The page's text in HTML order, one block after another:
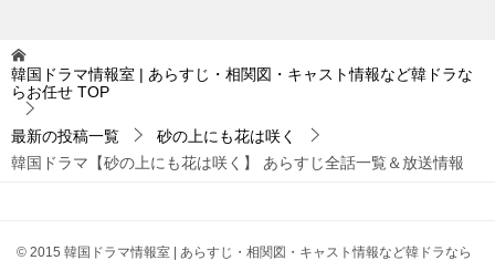
韓国ドラマ情報室 | あらすじ・相関図・キャスト情報など韓ドラな
らお任せ TOP
最新の投稿一覧
砂の上にも花は咲く
韓国ドラマ【砂の上にも花は咲く】 あらすじ全話一覧＆放送情報
© 2015 韓国ドラマ情報室 | あらすじ・相関図・キャスト情報など韓ドラなら